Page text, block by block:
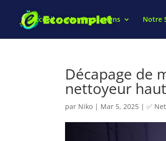
Accueil Nos Prestations Notre
Décapage de
nettoyeur
par Niko | Mar 5, 2025 |✅